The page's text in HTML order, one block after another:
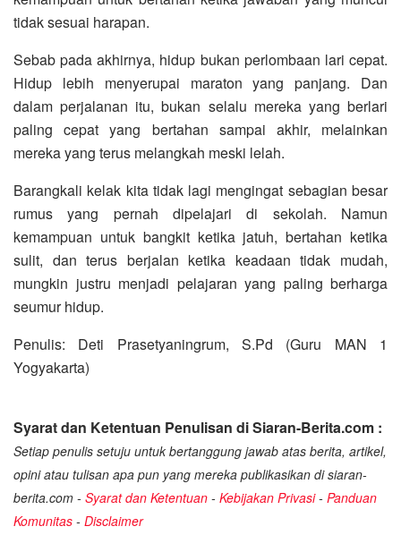
tidak sesuai harapan.
Sebab pada akhirnya, hidup bukan perlombaan lari cepat.
Hidup lebih menyerupai maraton yang panjang. Dan
dalam perjalanan itu, bukan selalu mereka yang berlari
paling cepat yang bertahan sampai akhir, melainkan
mereka yang terus melangkah meski lelah.
Barangkali kelak kita tidak lagi mengingat sebagian besar
rumus yang pernah dipelajari di sekolah. Namun
kemampuan untuk bangkit ketika jatuh, bertahan ketika
sulit, dan terus berjalan ketika keadaan tidak mudah,
mungkin justru menjadi pelajaran yang paling berharga
seumur hidup.
Penulis: Deti Prasetyaningrum, S.Pd (Guru MAN 1
Yogyakarta)
Syarat dan Ketentuan Penulisan di Siaran-Berita.com :
Setiap penulis setuju untuk bertanggung jawab atas berita, artikel,
opini atau tulisan apa pun yang mereka publikasikan di siaran-
berita.com - Syarat dan Ketentuan - Kebijakan Privasi- Panduan
Komunitas - Disclaimer